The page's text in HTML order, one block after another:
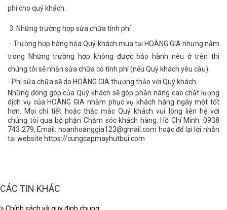
phí cho quý khách.
3. Những trường hợp sửa chữa tính phí
- Trường hợp hàng hóa Quý khách mua tại HOÀNG GIA nhưng nằm
trong Những trường hợp không được bảo hành nêu ở trên thì
chúng tôi sẽ nhận sửa chữa có tính phí (nếu Quý khách yêu cầu).
- Phí sửa chữa sẽ do HOÀNG GIA thương thảo với Quý khách.
Những đóng góp của Quý khách sẽ góp phần nâng cao chất lượng
dịch vụ của HOÀNG GIA nhằm phục vụ khách hàng ngày một tốt
hơn. Mọi chi tiết hoặc thắc mắc Quý khách vui lòng liên hệ với
chúng tôi qua bộ phận Chăm sóc khách hàng: Hồ Chí Minh: 0938
743 279, Email: hoanhoanggia123@gmail.com hoặc để lại lời nhắn
tại website https://cungcapmayhutbui.com
CÁC TIN KHÁC